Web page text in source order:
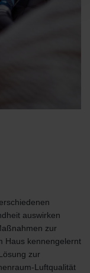
de confidentialité
ochrany
ochronie
auswirken
zur
Haus kennengelernt
zur
Luftqualität